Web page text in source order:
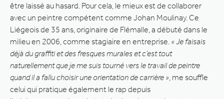
être laissé au hasard. Pour cela, le mieux est de collaborer
avec un peintre compétent comme Johan Moulinay. Ce
Liégeois de 35 ans, originaire de Flémalle, a débuté dans le
milieu en 2006, comme stagiaire en entreprise. « Je faisais
déjà du graffiti et des fresques murales et c’est tout
naturellement que je me suis tourné vers le travail de peintre
quand il a fallu choisir une orientation de carrière » , me souffle
celui qui pratique également le rap depuis